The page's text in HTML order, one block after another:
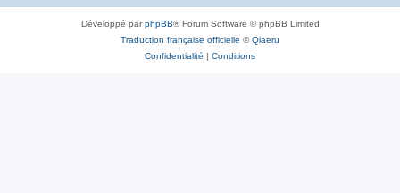
Développé parphpBB® Forum Software © phpBB Limited
Traduction française officielle ©Qiaeru
Confidentialité | Conditions